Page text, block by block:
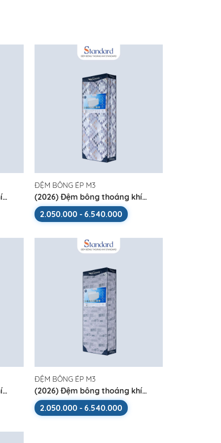
ĐỆM BÔNG ÉP M3
(2026) Đệm bông thoáng khí
Standard
2.050.000 - 6.540.000
ĐỆM BÔNG ÉP M3
(2026) Đệm bông thoáng khí
Standard
2.050.000 - 6.540.000